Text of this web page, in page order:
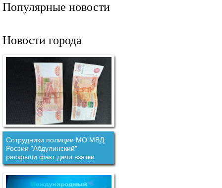
Популярные новости
Новости города
Сотрудники полиции МО МВД
России "Абдулинский"
раскрыли факт дачи взятки
должностному лицу.